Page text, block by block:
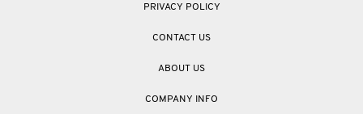
PRIVACY POLICY
CONTACT US
ABOUT US
COMPANY INFO